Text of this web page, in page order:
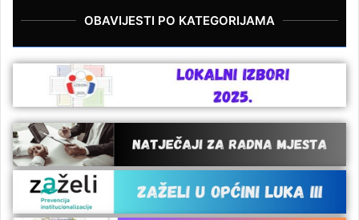
OBAVIJESTI PO KATEGORIJAMA